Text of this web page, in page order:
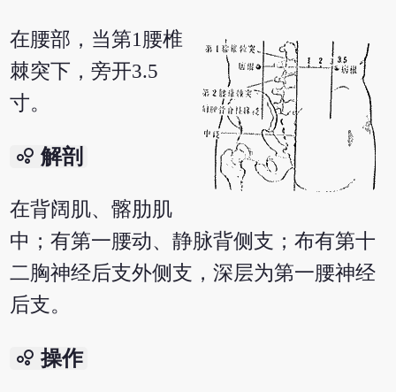
在腰部，当第1腰椎
棘突下，旁开3.5
寸。
bubble_chart 解剖
在背阔肌、髂肋肌
中；有第一腰动、静脉背侧支；布有第十
二胸神经后支外侧支，深层为第一腰神经
后支。
bubble_chart 操作